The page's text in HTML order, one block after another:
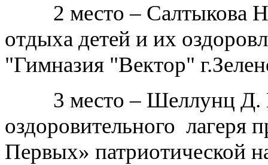
2 место – Салтыкова
отдыха детей и их
"Гимназия "Вектор"
3 место – Шеллунц Д.
оздоровительного
Первых» патриотической